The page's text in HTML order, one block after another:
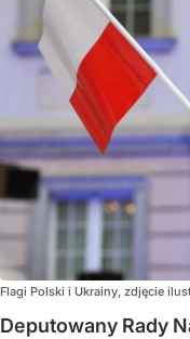
Flagi Polski i Ukrainy, zdjęcie
Deputowany Rady